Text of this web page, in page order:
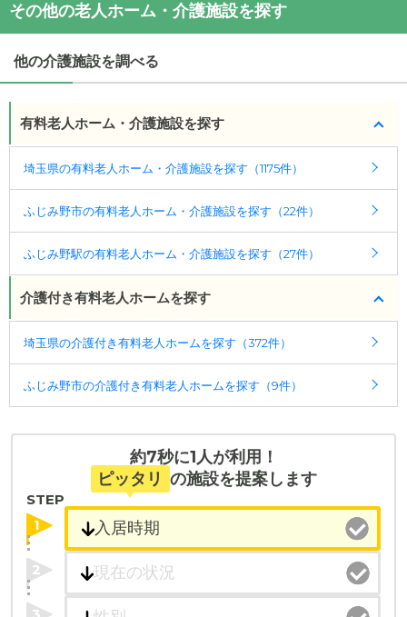
その他の老人ホーム・介護施設を探す
他の介護施設を調べる
有料老人ホーム・介護施設を探す
埼玉県の有料老人ホーム・介護施設を探す（1175件）
ふじみ野市の有料老人ホーム・介護施設を探す（22件）
ふじみ野駅の有料老人ホーム・介護施設を探す（27件）
介護付き有料老人ホームを探す
埼玉県の介護付き有料老人ホームを探す（372件）
ふじみ野市の介護付き有料老人ホームを探す（9件）
約7秒に1人が利用！
ピッタリ の施設を提案します
STEP
1
2